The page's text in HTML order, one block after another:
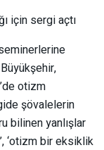
için sergi açtı
otizm
şövalelerin
bilinen yanlışlar
‘otizm bir eksiklik